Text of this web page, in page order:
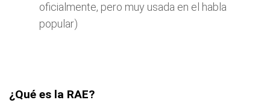
oficialmente, pero muy usada en el habla
popular)
¿Qué es la RAE?